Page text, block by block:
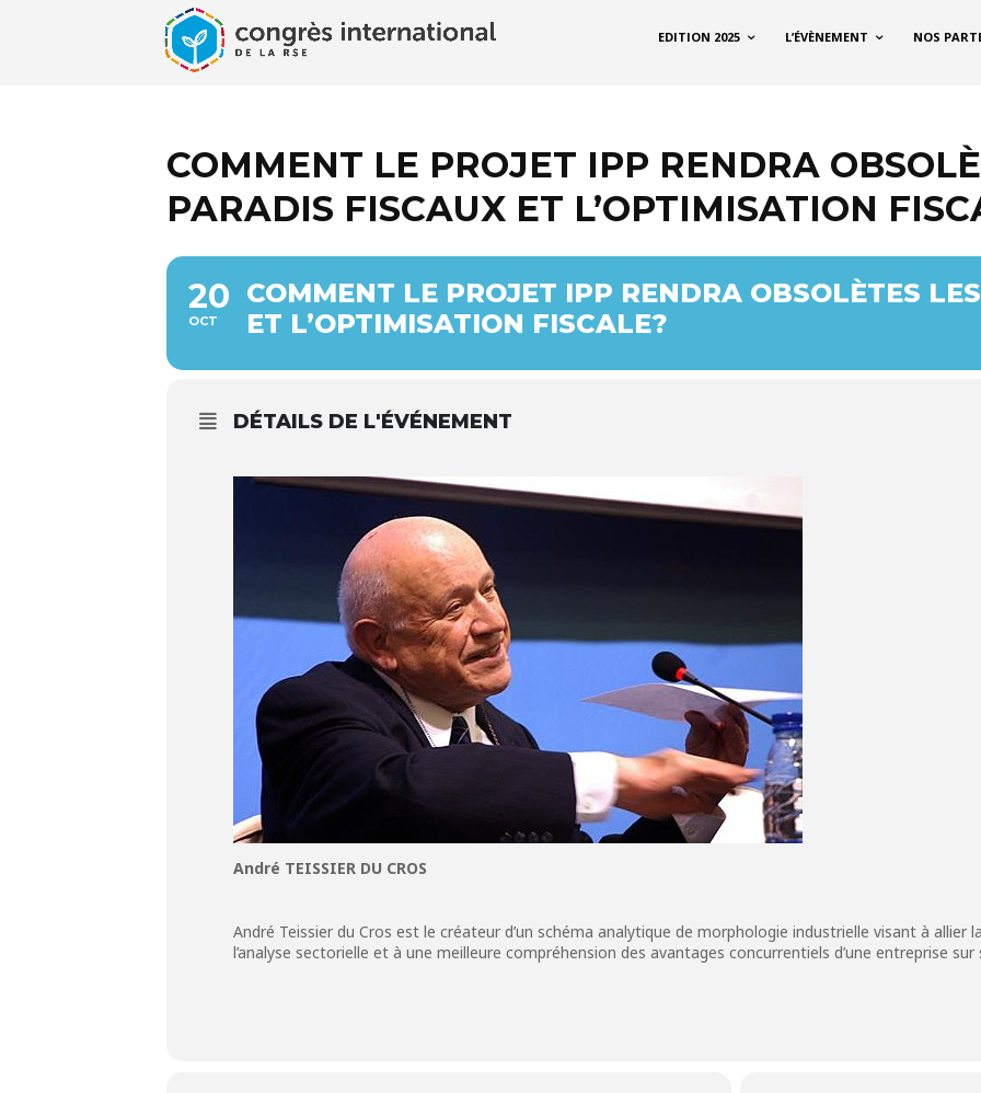
EDITION 2025 L’ÉVÈNEMENT NOS
COMMENT LE PROJET IPP RENDRA
PARADIS FISCAUX ET L’OPTIMISATION
20
OCT
COMMENT LE PROJET IPP RENDRA OBSOLÈTES
ET L’OPTIMISATION FISCALE?
DÉTAILS DE L'ÉVÉNEMENT
André TEISSIER DU CROS
André Teissier du Cros est le créateur d’un schéma analytique de morphologie industrielle visant à allier
l’analyse sectorielle et à une meilleure compréhension des avantages concurrentiels d’une entreprise